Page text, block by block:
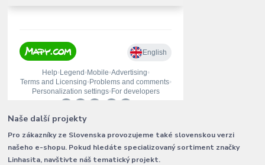
Naše další projekty
Pro zákazníky ze Slovenska provozujeme také slovenskou verzi
našeho e-shopu. Pokud hledáte specializovaný sortiment značky
Linhasita, navštivte náš tematický projekt.